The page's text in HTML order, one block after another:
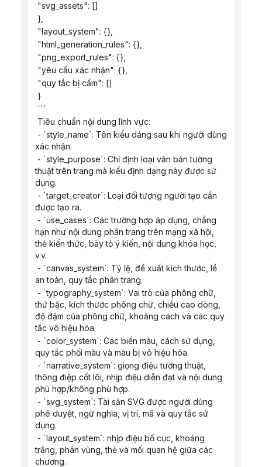
"svg_assets": []
},
"layout_system": {},
"html_generation_rules": {},
"png_export_rules": {},
"yêu cầu xác nhận": {},
"quy tắc bị cấm": []
}
```
Tiêu chuẩn nội dung lĩnh vực:
xác nhận.
thuật trên trang mà kiểu định dạng này được sử
dụng.
được tạo ra.
hạn như nội dung phân trang trên mạng xã hội,
thẻ kiến ​​thức, bày tỏ ý kiến, nội dung khóa học,
v.v.
an toàn, quy tắc phân trang.
thứ bậc, kích thước phông chữ, chiều cao dòng,
độ đậm của phông chữ, khoảng cách và các quy
tắc vô hiệu hóa.
quy tắc phối màu và màu bị vô hiệu hóa.
thông điệp cốt lõi, nhịp điệu diễn đạt và nội dung
phù hợp/không phù hợp.
phê duyệt, ngữ nghĩa, vị trí, mã và quy tắc sử
dụng.
trắng, phân vùng, thẻ và mối quan hệ giữa các
chương.